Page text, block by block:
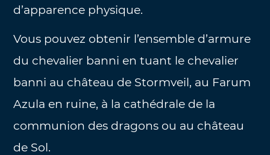
d’apparence physique.
Vous pouvez obtenir l’ensemble d’armure
du chevalier banni en tuant le chevalier
banni au château de Stormveil, au Farum
Azula en ruine, à la cathédrale de la
communion des dragons ou au château
de Sol.